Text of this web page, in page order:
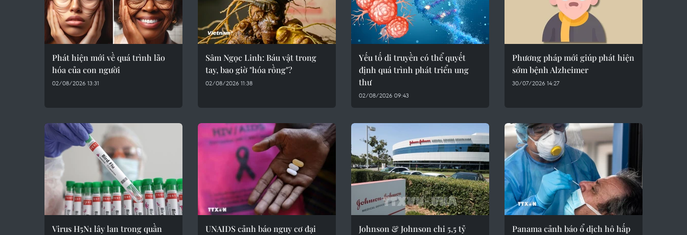
Phát hiện mới về quá trình lão
hóa của con người
02/08/2026 13:31
Sâm Ngọc Linh: Báu vật trong
tay, bao giờ "hóa rồng"?
02/08/2026 11:38
Yếu tố di truyền có thể quyết
định quá trình phát triển ung
thư
02/08/2026 09:43
Phương pháp mới giúp phát hiện
sớm bệnh Alzheimer
30/07/2026 14:27
Virus H5N1 lây lan trong quần
UNAIDS cảnh báo nguy cơ đại
Johnson & Johnson chi 5,5 tỷ
Panama cảnh báo ổ dịch hô hấp